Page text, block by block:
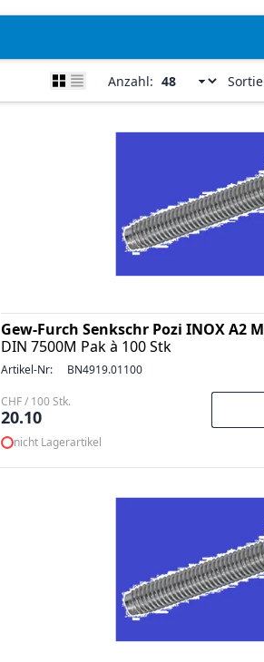
Anzahl:
Gew-Furch Senkschr Pozi INOX A2
DIN 7500M Pak à 100 Stk
Artikel-Nr: BN4919.01100
CHF / 100 Stk.
20.10
nicht Lagerartikel